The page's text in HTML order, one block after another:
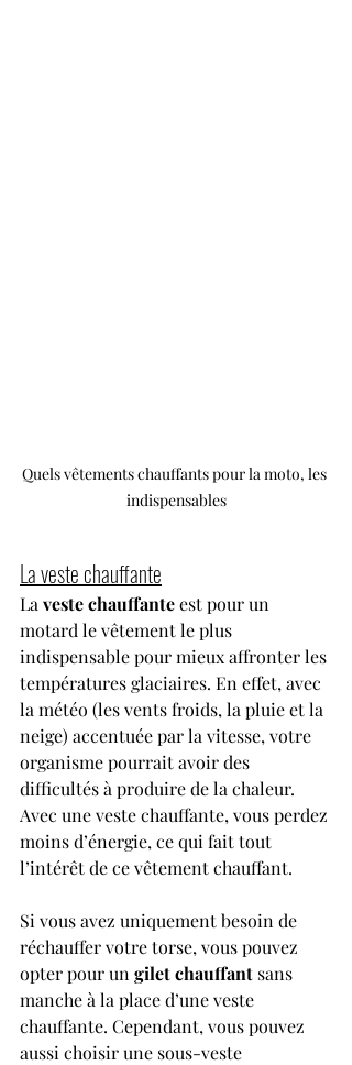
Quels vêtements chauffants pour la moto, les
indispensables
La veste chauffante
La veste chauffante est pour un
motard le vêtement le plus
indispensable pour mieux affronter les
températures glaciaires. En effet, avec
la météo (les vents froids, la pluie et la
neige) accentuée par la vitesse, votre
organisme pourrait avoir des
difficultés à produire de la chaleur.
Avec une veste chauffante, vous perdez
moins d’énergie, ce qui fait tout
l’intérêt de ce vêtement chauffant.
Si vous avez uniquement besoin de
réchauffer votre torse, vous pouvez
opter pour un gilet chauffant sans
manche à la place d’une veste
chauffante. Cependant, vous pouvez
aussi choisir une sous-veste